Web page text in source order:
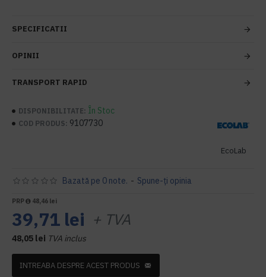
SPECIFICATII
OPINII
TRANSPORT RAPID
DISPONIBILITATE: În Stoc
COD PRODUS: 9107730
EcoLab
Bazată pe 0 note. - Spune-ţi opinia
PRP 48,46 lei
39,71 lei + TVA
48,05 lei TVA inclus
INTREABA DESPRE ACEST PRODUS